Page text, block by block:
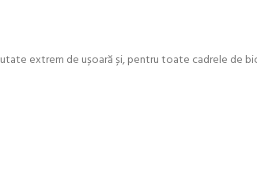
extrem de ușoară și, pentru toate cadrele de